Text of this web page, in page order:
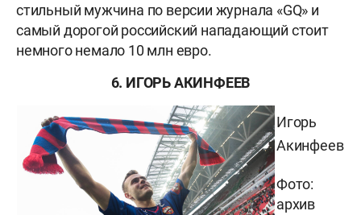
стильный мужчина по версии журнала «GQ» и
самый дорогой российский нападающий стоит
немного немало 10 млн евро.
6. ИГОРЬ АКИНФЕЕВ
Игорь
Акинфеев
Фото:
архив